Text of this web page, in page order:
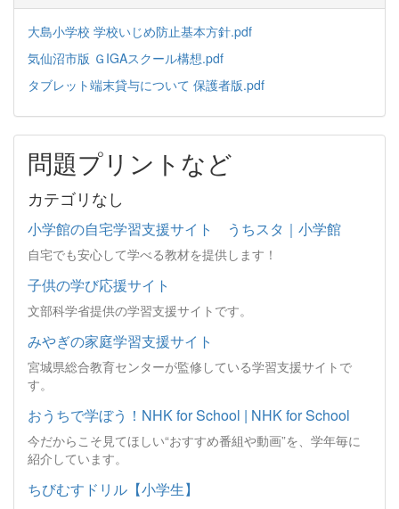
大島小学校 学校いじめ防止基本方針.pdf
気仙沼市版 ＧIGAスクール構想.pdf
タブレット端末貸与について 保護者版.pdf
問題プリントなど
カテゴリなし
小学館の自宅学習支援サイト うちスタ｜小学館
自宅でも安心して学べる教材を提供します！
子供の学び応援サイト
文部科学省提供の学習支援サイトです。
みやぎの家庭学習支援サイト
宮城県総合教育センターが監修している学習支援サイトで
す。
おうちで学ぼう！NHK for School | NHK for School
今だからこそ見てほしい“おすすめ番組や動画”を、学年毎に
紹介しています。
ちびむすドリル【小学生】